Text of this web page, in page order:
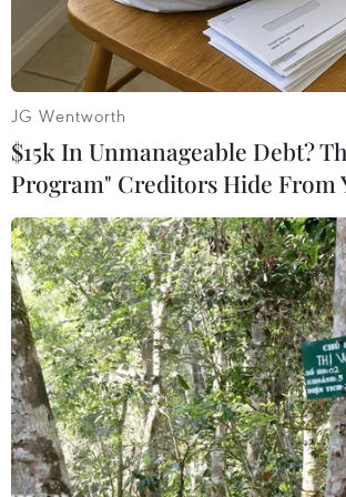
Martin Sorrell, CEO của tập đoàn WPP.
Là CEO của WPP, một trong
quảng cáo lớn nhất thế giới,
JG Wentworth
$15k In Unmanageable Debt?
Program" Creditors Hide From